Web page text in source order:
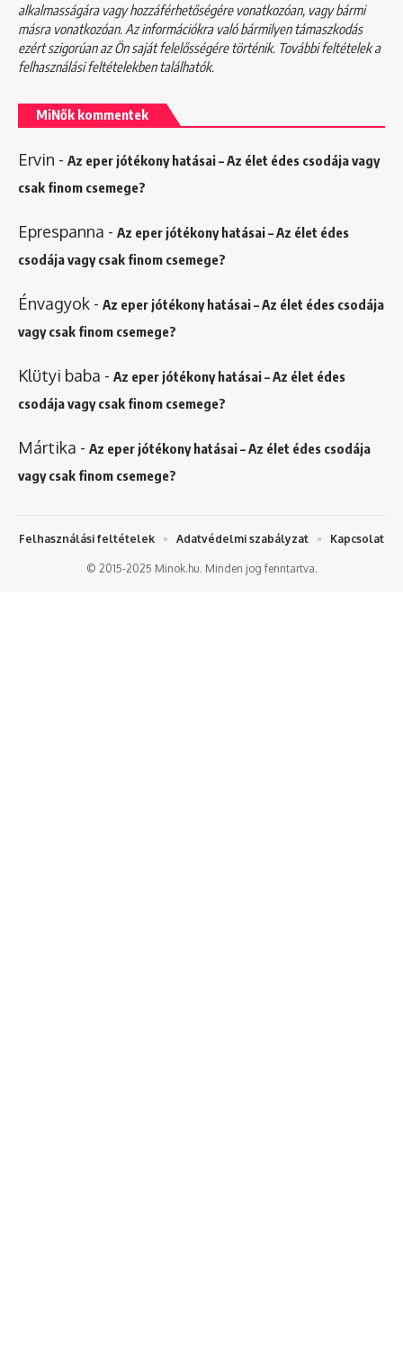
alkalmasságára vagy hozzáférhetőségére vonatkozóan, vagy bármi
másra vonatkozóan. Az információkra való bármilyen támaszkodás
ezért szigorúan az Ön saját felelősségére történik. További feltételek a
felhasználási feltételekbentalálhatók.
MiNők kommentek
Ervin - Az eper jótékony hatásai – Az élet édes csodája vagy
csak finom csemege?
Eprespanna - Az eper jótékony hatásai – Az élet édes
csodája vagy csak finom csemege?
Énvagyok - Az eper jótékony hatásai – Az élet édes csodája
vagy csak finom csemege?
Klütyi baba - Az eper jótékony hatásai – Az élet édes
csodája vagy csak finom csemege?
Mártika - Az eper jótékony hatásai – Az élet édes csodája
vagy csak finom csemege?
© 2015-2025 Minok.hu. Minden jog fenntartva.
Felhasználási feltételek Adatvédelmi szabályzat Kapcsolat